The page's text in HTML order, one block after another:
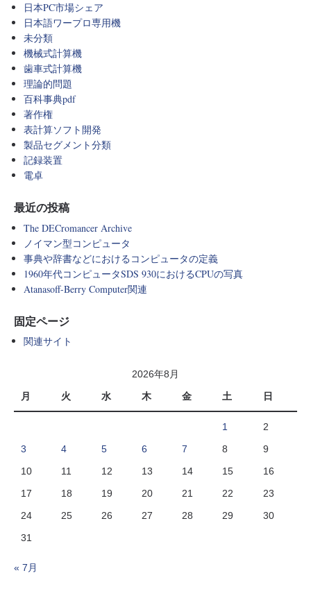
日本PC市場シェア
日本語ワープロ専用機
未分類
機械式計算機
歯車式計算機
理論的問題
百科事典pdf
著作権
表計算ソフト開発
製品セグメント分類
記録装置
電卓
最近の投稿
The DECromancer Archive
ノイマン型コンピュータ
事典や辞書などにおけるコンピュータの定義
1960年代コンピュータSDS 930におけるCPUの写真
Atanasoff-Berry Computer関連
固定ページ
関連サイト
2026年8月
月
火 水 木 金 土 日
1
2
3
4 5 6 7 8
9
10
11 12 13 14 15
16
17
18 19 20 21 22
23
24
25 26 27 28 29
30
31
« 7月